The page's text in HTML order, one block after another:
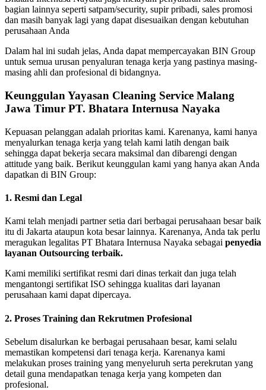
bagian lainnya seperti satpam/security, supir pribadi, sales promosi
dan masih banyak lagi yang dapat disesuaikan dengan kebutuhan
perusahaan Anda
Dalam hal ini sudah jelas, Anda dapat mempercayakan BIN Group
untuk semua urusan penyaluran tenaga kerja yang pastinya masing-
masing ahli dan profesional di bidangnya.
Keunggulan Yayasan Cleaning Service Malang
Jawa Timur PT. Bhatara Internusa Nayaka
Kepuasan pelanggan adalah prioritas kami. Karenanya, kami hanya
menyalurkan tenaga kerja yang telah kami latih dengan baik
sehingga dapat bekerja secara maksimal dan dibarengi dengan
attitude yang baik. Berikut keunggulan kami yang hanya akan Anda
dapatkan di BIN Group:
1. Resmi dan Legal
Kami telah menjadi partner setia dari berbagai perusahaan besar baik
itu di Jakarta ataupun kota besar lainnya. Karenanya, Anda tak perlu
meragukan legalitas PT Bhatara Internusa Nayaka sebagai penyedia
layanan Outsourcing terbaik.
Kami memiliki sertifikat resmi dari dinas terkait dan juga telah
mengantongi sertifikat ISO sehingga kualitas dari layanan
perusahaan kami dapat dipercaya.
2. Proses Training dan Rekrutmen Profesional
Sebelum disalurkan ke berbagai perusahaan besar, kami selalu
memastikan kompetensi dari tenaga kerja. Karenanya kami
melakukan proses training yang menyeluruh serta perekrutan yang
detail guna mendapatkan tenaga kerja yang kompeten dan
profesional.